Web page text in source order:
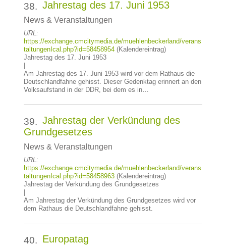
38. Jahrestag des 17. Juni 1953
News & Veranstaltungen
URL:
https://exchange.cmcitymedia.de/muehlenbeckerland/verans
taltungenIcal.php?id=58458954(Kalendereintrag)
Jahrestag des 17. Juni 1953
Am Jahrestag des 17. Juni 1953 wird vor dem Rathaus die
Deutschlandfahne gehisst. Dieser Gedenktag erinnert an den
Volksaufstand in der DDR, bei dem es in…
39. Jahrestag der Verkündung des
Grundgesetzes
News & Veranstaltungen
URL:
https://exchange.cmcitymedia.de/muehlenbeckerland/verans
taltungenIcal.php?id=58458963(Kalendereintrag)
Jahrestag der Verkündung des Grundgesetzes
Am Jahrestag der Verkündung des Grundgesetzes wird vor
dem Rathaus die Deutschlandfahne gehisst.
40. Europatag